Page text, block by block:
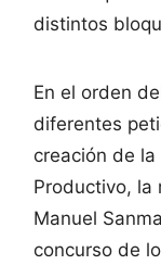
distintos
En el orden
diferentes
creación de
Productivo, la
Manuel
concurso de